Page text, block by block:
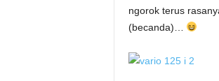
ngorok terus
(becanda)…